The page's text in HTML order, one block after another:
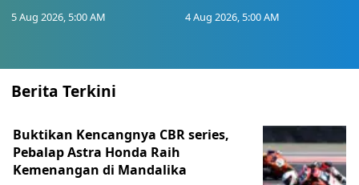
5 Aug 2026, 5:00 AM 4 Aug 2026, 5:00 AM
Berita Terkini
Buktikan Kencangnya CBR series,
Pebalap Astra Honda Raih
Kemenangan di Mandalika